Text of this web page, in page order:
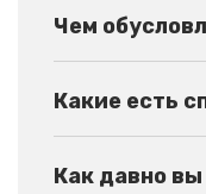
Чем
Какие есть
Как давно